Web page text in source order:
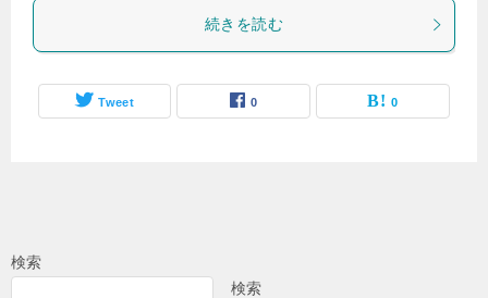
続きを読む
Tweet 0 0
検索
検索